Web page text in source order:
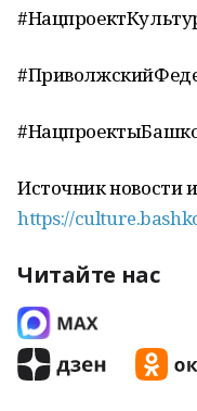
Источник новости
https://
Читайте нас